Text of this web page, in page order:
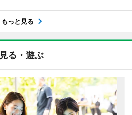
もっと見る
見る・遊ぶ